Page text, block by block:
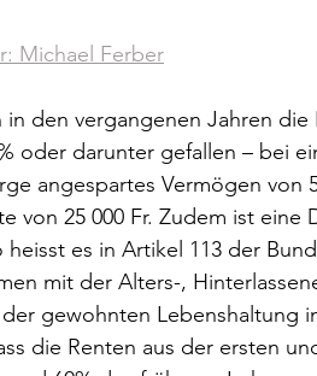
Michael Ferber
in den vergangenen Jahren
oder darunter gefallen – bei
angespartes Vermögen von
von 25 000 Fr. Zudem ist eine
es in Artikel 113 der
mit der Alters-,
gewohnten Lebenshaltung
die Renten aus der ersten